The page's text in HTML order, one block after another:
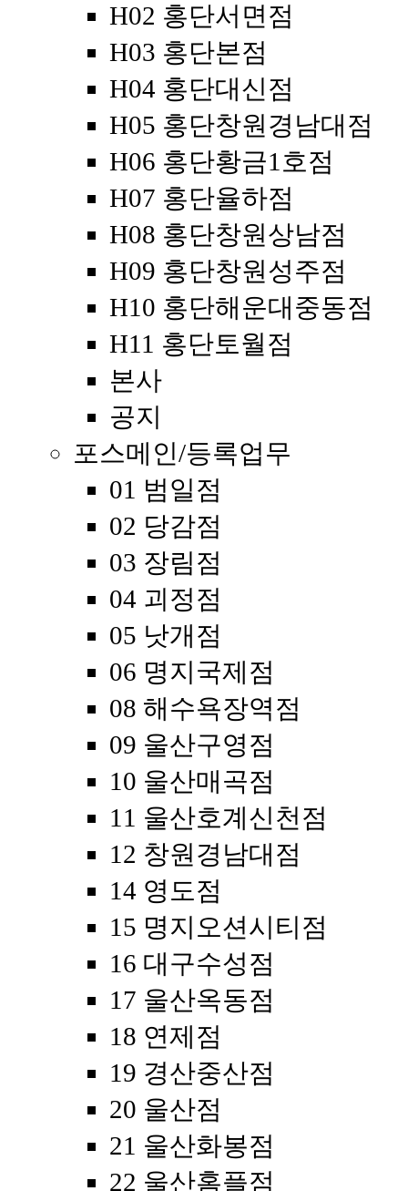
H02 홍단서면점
H03 홍단본점
H04 홍단대신점
H05 홍단창원경남대점
H06 홍단황금1호점
H07 홍단율하점
H08 홍단창원상남점
H09 홍단창원성주점
H10 홍단해운대중동점
H11 홍단토월점
본사
공지
포스메인/등록업무
01 범일점
02 당감점
03 장림점
04 괴정점
05 낫개점
06 명지국제점
08 해수욕장역점
09 울산구영점
10 울산매곡점
11 울산호계신천점
12 창원경남대점
14 영도점
15 명지오션시티점
16 대구수성점
17 울산옥동점
18 연제점
19 경산중산점
20 울산점
21 울산화봉점
22 울산홈플점